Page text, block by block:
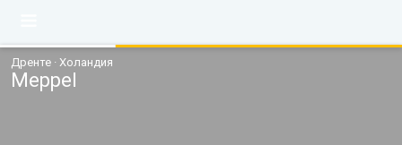
Дренте · Холандия
Meppel